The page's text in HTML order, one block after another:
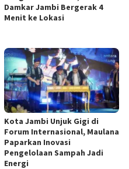
Damkar Jambi Bergerak 4
Menit ke Lokasi
Kota Jambi Unjuk Gigi di
Forum Internasional, Maulana
Paparkan Inovasi
Pengelolaan Sampah Jadi
Energi